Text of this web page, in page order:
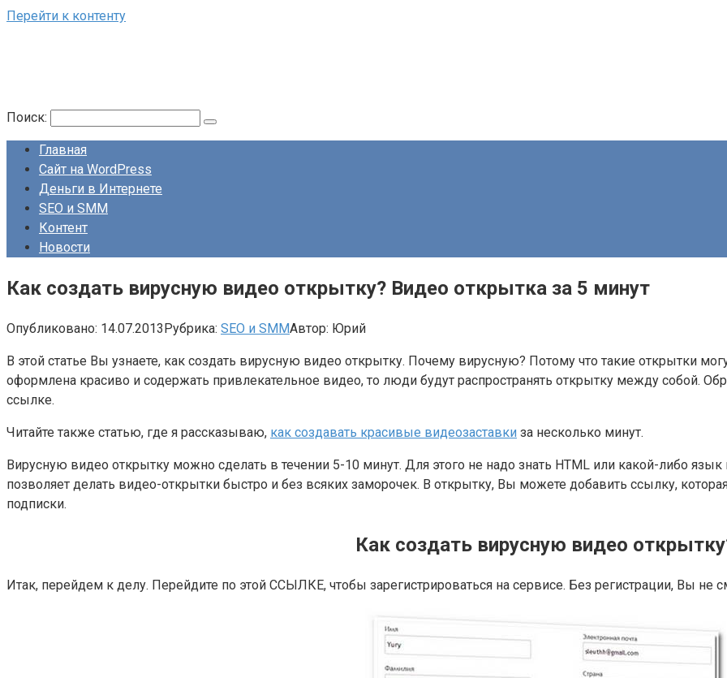
Перейти к контенту
Поиск:
Главная
Сайт на WordPress
Деньги в Интернете
SEO и SMM
Контент
Новости
Как создать вирусную видео открытку? Видео открытка за 5 минут
Опубликовано: 14.07.2013Рубрика: SEO и SMMАвтор: Юрий
В этой статье Вы узнаете, как создать вирусную видео открытку. Почему вирусную? Потому что такие открытки
оформлена красиво и содержать привлекательное видео, то люди будут распространять открытку между собой.
ссылке.
Читайте также статью, где я рассказываю, как создавать красивые видеозаставки за несколько минут.
Вирусную видео открытку можно сделать в течении 5-10 минут. Для этого не надо знать HTML или какой-либо
позволяет делать видео-открытки быстро и без всяких заморочек. В открытку, Вы можете добавить ссылку,
подписки.
Как создать вирусную видео
Итак, перейдем к делу. Перейдите по этой ССЫЛКЕ, чтобы зарегистрироваться на сервисе. Без регистрации, Вы не